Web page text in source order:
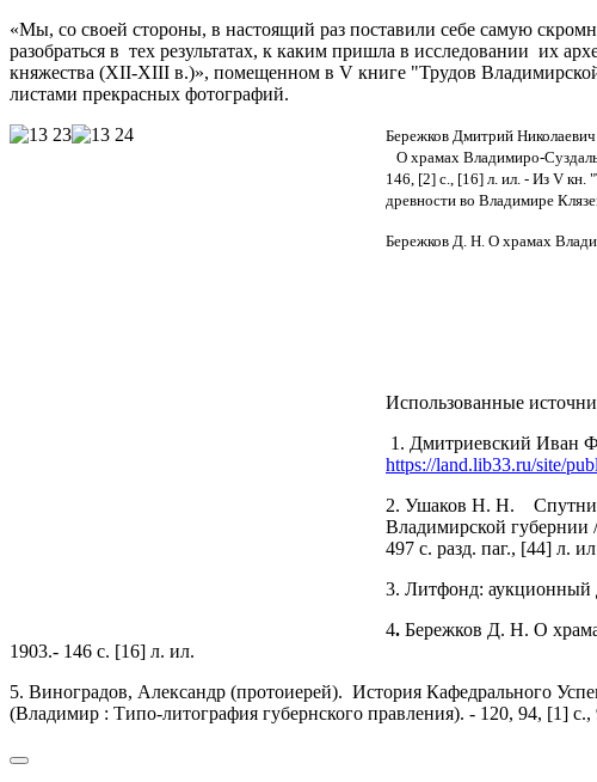
«Мы, со своей стороны, в настоящий раз поставили себе самую
разобраться в тех результатах, к каким пришла в исследовании их
княжества (XII-XIII в.)», помещенном в V книге "Трудов
листами прекрасных фотографий.
Бережков Дмитрий Николаевич.
О храмах Владимиро-
146, [2] с., [16] л. ил. - Из V кн.
древности во Владимире
Бережков Д. Н. О храмах
Использованные
1. Дмитриевский Иван
https://land.lib33.ru/site/
2. Ушаков Н. Н. Спутник
Владимирской губернии
497 с. разд. паг., [44] л.
3. Литфонд: аукционный
4. Бережков Д. Н. О
1903.- 146 с. [16] л. ил.
5. Виноградов, Александр (протоиерей). История Кафедрального
(Владимир : Типо-литография губернского правления). - 120, 94, [1] с.,